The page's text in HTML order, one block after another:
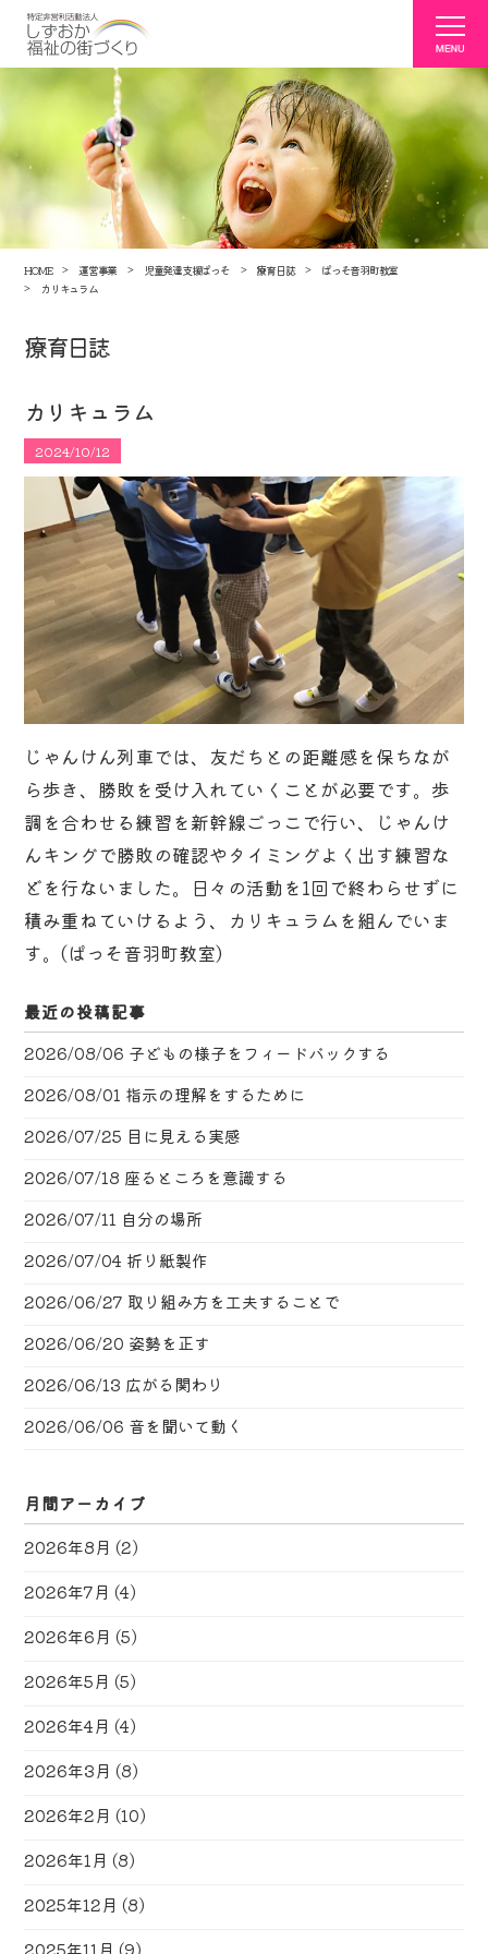
HOME 運営事業 児童発達支援ぱっそ 療育日誌
ぱっそ音羽町教室
カリキュラム
療育日誌
カリキュラム
2024/10/12
じゃんけん列車では、友だちとの距離感を保ちなが
ら歩き、勝敗を受け入れていくことが必要です。歩
調を合わせる練習を新幹線ごっこで行い、じゃんけ
んキングで勝敗の確認やタイミングよく出す練習な
どを行ないました。日々の活動を1回で終わらせずに
積み重ねていけるよう、カリキュラムを組んでいま
す。(ぱっそ音羽町教室)
最近の投稿記事
2026/08/06 子どもの様子をフィードバックする
2026/08/01 指示の理解をするために
2026/07/25 目に見える実感
2026/07/18 座るところを意識する
2026/07/11 自分の場所
2026/07/04 折り紙製作
2026/06/27 取り組み方を工夫することで
2026/06/20 姿勢を正す
2026/06/13 広がる関わり
2026/06/06 音を聞いて動く
月間アーカイブ
2026年8月 (2)
2026年7月 (4)
2026年6月 (5)
2026年5月 (5)
2026年4月 (4)
2026年3月 (8)
2026年2月 (10)
2026年1月 (8)
2025年12月 (8)
2025年11月 (9)